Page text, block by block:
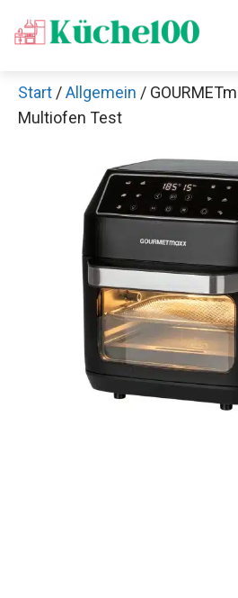
Inhalt
Start /Allgemein /
Multiofen Test